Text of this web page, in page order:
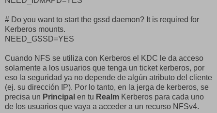
# Do you want to start the gssd daemon? It is required for
Kerberos mounts.
NEED_GSSD=YES
Cuando NFS se utiliza con Kerberos el KDC le da acceso
solamente a los usuarios que tenga un ticket kerberos, por
eso la seguridad ya no depende de algún atributo del cliente
(ej. su dirección IP). Por lo tanto, en la jerga de kerberos, se
precisa un Principal en tu Realm Kerberos para cada uno
de los usuarios que vaya a acceder a un recurso NFSv4.